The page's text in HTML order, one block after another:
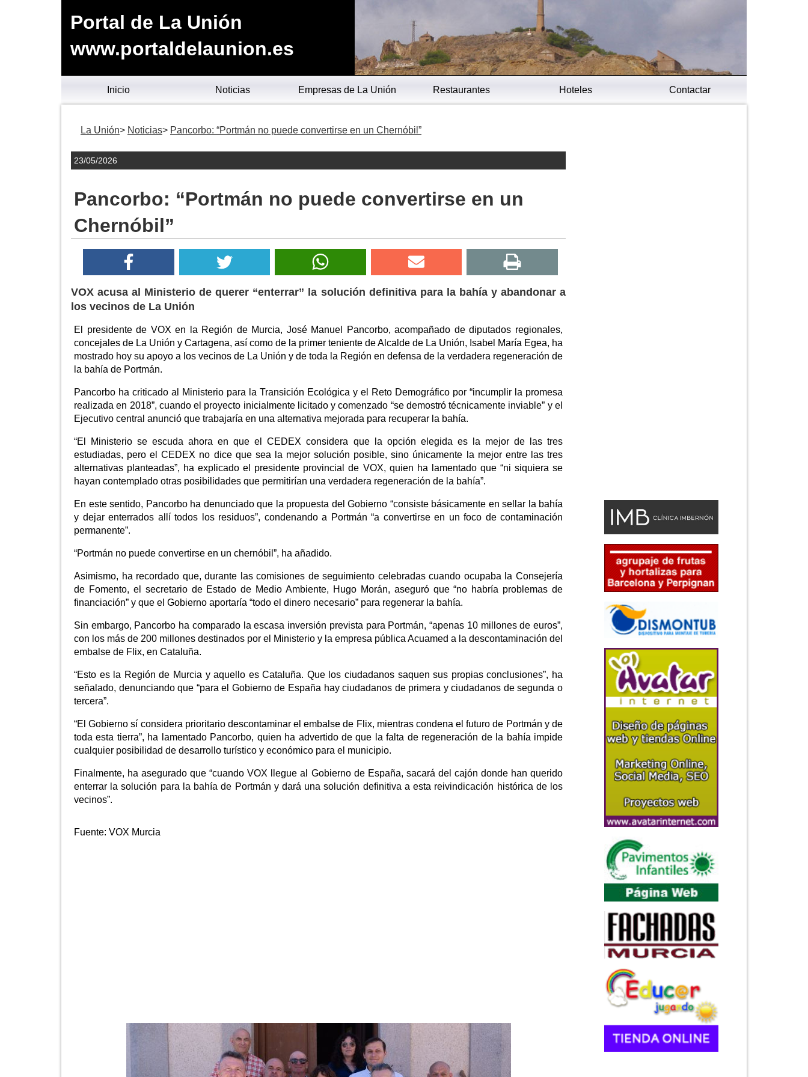
Portal de La Unión
www.portaldelaunion.es
Inicio Noticias Empresas de La Unión Restaurantes Hoteles Contactar
La Unión Noticias Pancorbo: “Portmán no puede convertirse en un Chernóbil”
23/05/2026
Pancorbo: “Portmán no puede convertirse en un
Chernóbil”
VOX acusa al Ministerio de querer “enterrar” la solución definitiva para la bahía y abandonar a
los vecinos de La Unión
El presidente de VOX en la Región de Murcia, José Manuel Pancorbo, acompañado de diputados regionales,
concejales de La Unión y Cartagena, así como de la primer teniente de Alcalde de La Unión, Isabel María Egea, ha
mostrado hoy su apoyo a los vecinos de La Unión y de toda la Región en defensa de la verdadera regeneración de
la bahía de Portmán.
Pancorbo ha criticado al Ministerio para la Transición Ecológica y el Reto Demográfico por “incumplir la promesa
realizada en 2018”, cuando el proyecto inicialmente licitado y comenzado “se demostró técnicamente inviable” y el
Ejecutivo central anunció que trabajaría en una alternativa mejorada para recuperar la bahía.
“El Ministerio se escuda ahora en que el CEDEX considera que la opción elegida es la mejor de las tres
estudiadas, pero el CEDEX no dice que sea la mejor solución posible, sino únicamente la mejor entre las tres
alternativas planteadas”, ha explicado el presidente provincial de VOX, quien ha lamentado que “ni siquiera se
hayan contemplado otras posibilidades que permitirían una verdadera regeneración de la bahía”.
En este sentido, Pancorbo ha denunciado que la propuesta del Gobierno “consiste básicamente en sellar la bahía
y dejar enterrados allí todos los residuos”, condenando a Portmán “a convertirse en un foco de contaminación
permanente”.
“Portmán no puede convertirse en un chernóbil”, ha añadido.
Asimismo, ha recordado que, durante las comisiones de seguimiento celebradas cuando ocupaba la Consejería
de Fomento, el secretario de Estado de Medio Ambiente, Hugo Morán, aseguró que “no habría problemas de
financiación” y que el Gobierno aportaría “todo el dinero necesario” para regenerar la bahía.
Sin embargo, Pancorbo ha comparado la escasa inversión prevista para Portmán, “apenas 10 millones de euros”,
con los más de 200 millones destinados por el Ministerio y la empresa pública Acuamed a la descontaminación del
embalse de Flix, en Cataluña.
“Esto es la Región de Murcia y aquello es Cataluña. Que los ciudadanos saquen sus propias conclusiones”, ha
señalado, denunciando que “para el Gobierno de España hay ciudadanos de primera y ciudadanos de segunda o
tercera”.
“El Gobierno sí considera prioritario descontaminar el embalse de Flix, mientras condena el futuro de Portmán y de
toda esta tierra”, ha lamentado Pancorbo, quien ha advertido de que la falta de regeneración de la bahía impide
cualquier posibilidad de desarrollo turístico y económico para el municipio.
Finalmente, ha asegurado que “cuando VOX llegue al Gobierno de España, sacará del cajón donde han querido
enterrar la solución para la bahía de Portmán y dará una solución definitiva a esta reivindicación histórica de los
vecinos”.
Fuente: VOX Murcia